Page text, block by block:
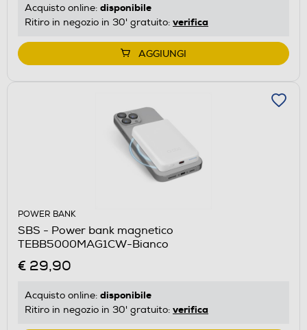
Acquisto online: disponibile
Ritiro in negozio in 30' gratuito: verifica
AGGIUNGI
POWER BANK
SBS - Power bank magnetico
TEBB5000MAG1CW-Bianco
€ 29,90
Acquisto online: disponibile
Ritiro in negozio in 30' gratuito: verifica